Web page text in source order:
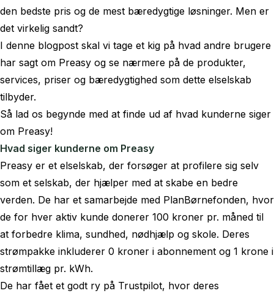
den bedste pris og de mest bæredygtige løsninger. Men er
det virkelig sandt?
I denne blogpost skal vi tage et kig på hvad andre brugere
har sagt om Preasy og se nærmere på de produkter,
services, priser og bæredygtighed som dette elselskab
tilbyder.
Så lad os begynde med at finde ud af hvad kunderne siger
om Preasy!
Hvad siger kunderne om Preasy
Preasy er et elselskab, der forsøger at profilere sig selv
som et selskab, der hjælper med at skabe en bedre
verden. De har et samarbejde med PlanBørnefonden, hvor
de for hver aktiv kunde donerer 100 kroner pr. måned til
at forbedre klima, sundhed, nødhjælp og skole. Deres
strømpakke inkluderer 0 kroner i abonnement og 1 krone i
strømtillæg pr. kWh.
De har fået et godt ry på Trustpilot, hvor deres